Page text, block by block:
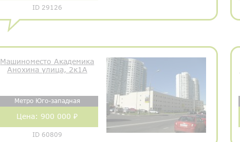
ID 29126
Машиноместо Академика
Анохина улица, 2к1А
Метро Юго-западная
Цена: 900 000 ₽
ID 60809